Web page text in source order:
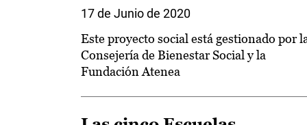
17 de Junio de 2020
Este proyecto social está gestionado por
Consejería de Bienestar Social y la
Fundación Atenea